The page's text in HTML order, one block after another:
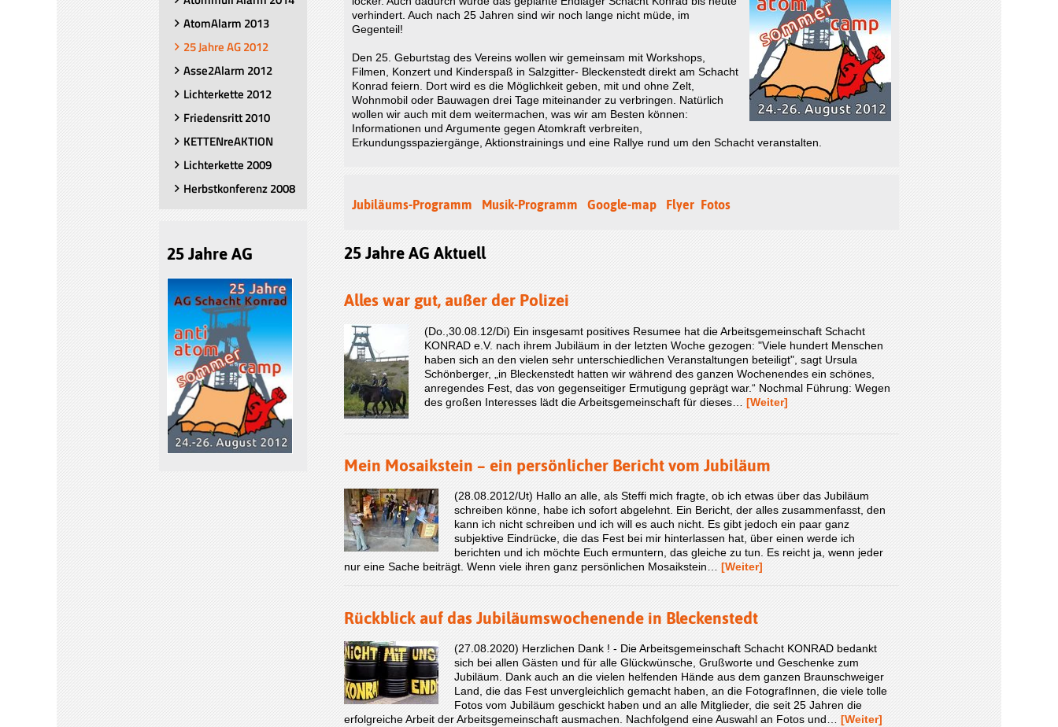
AtomAlarm 2013
25 Jahre AG 2012
Asse2Alarm 2012
Lichterkette 2012
Friedensritt 2010
KETTENreAKTION
Lichterkette 2009
Herbstkonferenz 2008
25 Jahre AG
verhindert. Auch nach 25 Jahren sind wir noch lange nicht müde, im
Gegenteil!
Den 25. Geburtstag des Vereins wollen wir gemeinsam mit Workshops,
Filmen, Konzert und Kinderspaß in Salzgitter- Bleckenstedt direkt am Schacht
Konrad feiern. Dort wird es die Möglichkeit geben, mit und ohne Zelt,
Wohnmobil oder Bauwagen drei Tage miteinander zu verbringen. Natürlich
wollen wir auch mit dem weitermachen, was wir am Besten können:
Informationen und Argumente gegen Atomkraft verbreiten,
Erkundungsspaziergänge, Aktionstrainings und eine Rallye rund um den Schacht veranstalten.
Jubiläums-Programm Musik-Programm Google-map Flyer Fotos
25 Jahre AG Aktuell
Alles war gut, außer der Polizei
(Do.,30.08.12/Di) Ein insgesamt positives Resumee hat die Arbeitsgemeinschaft Schacht
KONRAD e.V. nach ihrem Jubiläum in der letzten Woche gezogen: "Viele hundert Menschen
haben sich an den vielen sehr unterschiedlichen Veranstaltun­gen beteiligt", sagt Ursula
Schönberger, „in Bleckenstedt hatten wir während des ganzen Wochenendes ein schönes,
anregendes Fest, das von gegenseitiger Ermuti­gung geprägt war.“ Nochmal Führung: Wegen
des großen Interesses lädt die Arbeitsgemeinschaft für dieses… [Weiter]
Mein Mosaikstein – ein persönlicher Bericht vom Jubiläum
(28.08.2012/Ut) Hallo an alle, als Steffi mich fragte, ob ich etwas über das Jubiläum
schreiben könne, habe ich sofort abgelehnt. Ein Bericht, der alles zusammenfasst, den
kann ich nicht schreiben und ich will es auch nicht. Es gibt jedoch ein paar ganz
subjektive Eindrücke, die das Fest bei mir hinterlassen hat, über einen werde ich
berichten und ich möchte Euch ermuntern, das gleiche zu tun. Es reicht ja, wenn jeder
nur eine Sache beiträgt. Wenn viele ihren ganz persönlichen Mosaikstein… [Weiter]
Rückblick auf das Jubiläumswochenende in Bleckenstedt
(27.08.2020) Herzlichen Dank ! - Die Arbeitsgemeinschaft Schacht KONRAD bedankt
sich bei allen Gästen und für alle Glückwünsche, Grußworte und Geschenke zum
Jubiläum. Dank auch an die vielen helfenden Hände aus dem ganzen Braunschweiger
Land, die das Fest unvergleichlich gemacht haben, an die FotografInnen, die viele tolle
Fotos vom Jubiläum geschickt haben und an alle Mitglieder, die seit 25 Jahren die
erfolgreiche Arbeit der Arbeitsgemeinschaft ausmachen. Nachfolgend eine Auswahl an Fotos und… [Weiter]